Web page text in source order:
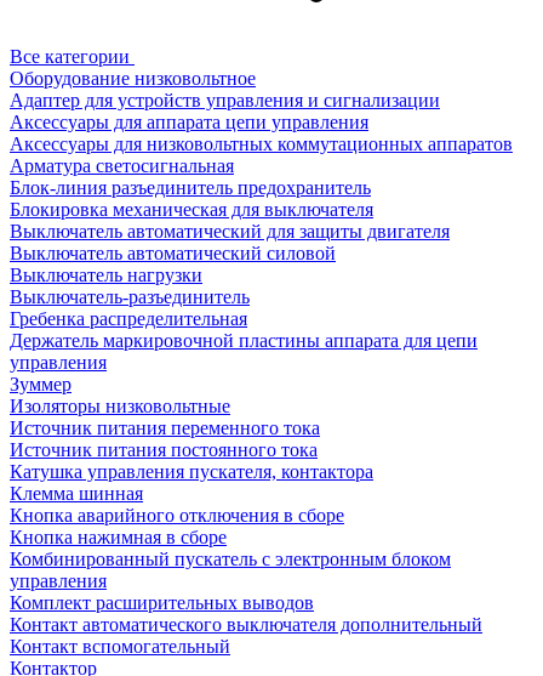
Все категории
Оборудование низковольтное
Адаптер для устройств управления и сигнализации
Аксессуары для аппарата цепи управления
Аксессуары для низковольтных коммутационных аппаратов
Арматура светосигнальная
Блок-линия разъединитель предохранитель
Блокировка механическая для выключателя
Выключатель автоматический для защиты двигателя
Выключатель автоматический силовой
Выключатель нагрузки
Выключатель-разъединитель
Гребенка распределительная
Держатель маркировочной пластины аппарата для цепи
управления
Зуммер
Изоляторы низковольтные
Источник питания переменного тока
Источник питания постоянного тока
Катушка управления пускателя, контактора
Клемма шинная
Кнопка аварийного отключения в сборе
Кнопка нажимная в сборе
Комбинированный пускатель с электронным блоком
управления
Комплект расширительных выводов
Контакт автоматического выключателя дополнительный
Контакт вспомогательный
Контактор